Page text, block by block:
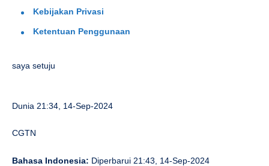
Kebijakan Privasi
Ketentuan Penggunaan
saya setuju
Dunia 21:34, 14-Sep-2024
CGTN
Bahasa Indonesia: Diperbarui 21:43, 14-Sep-2024